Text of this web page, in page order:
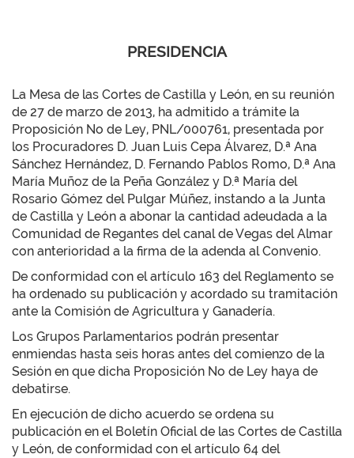
PRESIDENCIA
La Mesa de las Cortes de Castilla y León, en su reunión
de 27 de marzo de 2013, ha admitido a trámite la
Proposición No de Ley, PNL/000761, presentada por
los Procuradores D. Juan Luis Cepa Álvarez, D.ª Ana
Sánchez Hernández, D. Fernando Pablos Romo, D.ª Ana
María Muñoz de la Peña González y D.ª María del
Rosario Gómez del Pulgar Múñez, instando a la Junta
de Castilla y León a abonar la cantidad adeudada a la
Comunidad de Regantes del canal de Vegas del Almar
con anterioridad a la firma de la adenda al Convenio.
De conformidad con el artículo 163 del Reglamento se
ha ordenado su publicación y acordado su tramitación
ante la Comisión de Agricultura y Ganadería.
Los Grupos Parlamentarios podrán presentar
enmiendas hasta seis horas antes del comienzo de la
Sesión en que dicha Proposición No de Ley haya de
debatirse.
En ejecución de dicho acuerdo se ordena su
publicación en el Boletín Oficial de las Cortes de Castilla
y León, de conformidad con el artículo 64 del